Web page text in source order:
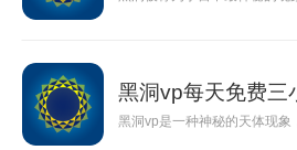
黑洞vp每天免费三
黑洞vp是一种神秘的天体现